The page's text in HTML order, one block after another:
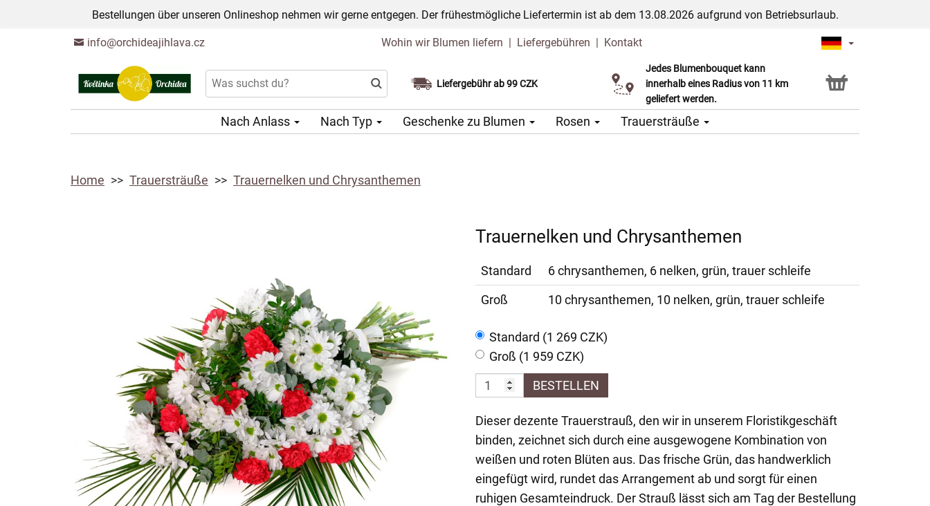
Bestellungen über unseren Onlineshop nehmen wir gerne entgegen. Der frühestmögliche Liefertermin ist ab dem 13.08.2026 aufgrund von Betriebsurlaub.
info@orchideajihlava.cz Wohin wir Blumen liefern | Liefergebühren | Kontakt
Liefergebühr ab 99 CZK
Wählen Sie Ihr Lieferdatum
Jedes Blumenbouquet kann
innerhalb eines Radius von 11 km
geliefert werden.
Click & Collect Service
Nach Anlass Nach Typ Geschenke zu Blumen Rosen Trauersträuße
Home Trauersträuße Trauernelken und Chrysanthemen
Trauernelken und Chrysanthemen
Standard
6 chrysanthemen, 6 nelken, grün, trauer schleife
Groß
10 chrysanthemen, 10 nelken, grün, trauer schleife
Standard (1 269 CZK)
Groß (1 959 CZK)
BESTELLEN
Dieser dezente Trauerstrauß, den wir in unserem Floristikgeschäft
binden, zeichnet sich durch eine ausgewogene Kombination von
weißen und roten Blüten aus. Das frische Grün, das handwerklich
eingefügt wird, rundet das Arrangement ab und sorgt für einen
ruhigen Gesamteindruck. Der Strauß lässt sich am Tag der Bestellung